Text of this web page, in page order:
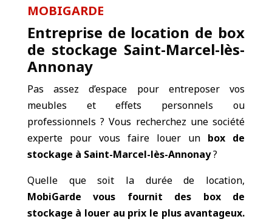
MOBIGARDE
Entreprise de location de box
de stockage Saint-Marcel-lès-
Annonay
Pas assez d’espace pour entreposer vos
meubles et effets personnels ou
professionnels ? Vous recherchez une société
experte pour vous faire louer un box de
stockage à Saint-Marcel-lès-Annonay?
Quelle que soit la durée de location,
MobiGarde vous fournit des box de
stockage à louer au prix le plus avantageux.